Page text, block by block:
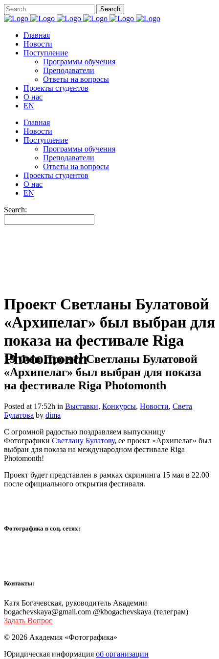
Главная
Новости
Поступление
Программы обучения
Преподаватели
Ответы на вопросы
Проекты студентов
О нас
EN
Главная
Новости
Поступление
Программы обучения
Преподаватели
Ответы на вопросы
Проекты студентов
О нас
EN
Search:
Проект Светланы Булатовой
«Архипелаг» был выбран для
показа на фестивале Riga
Photomonth
19 ФевПроект Светланы Булатовой
«Архипелаг» был выбран для показа
на фестивале Riga Photomonth
Posted at 17:52h in Выставки, Конкурсы, Новости, Света
Булатова by dima
С огромной радостью поздравляем выпускницу
Фотографики Светлану Булатову, ее проект «Архипелаг» был
выбран для показа на международном фестивале Riga
Photomonth!
Проект будет представлен в рамках скрининга 15 мая в 22.00
после официального открытия фестиваля.
Фотографика в соц. сетях:
Контакты:
Катя Богачевская, руководитель Академии
bogachevskaya@gmail.com @kbogachevskaya (телеграм)
Задать Вопрос
© 2026 Академия «Фотографика»
Юридическая информация об организации